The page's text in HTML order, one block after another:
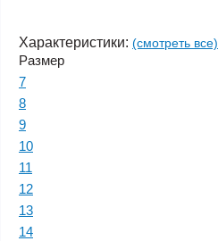
Характеристики: (смотреть все)
Размер
7
8
9
10
11
12
13
14